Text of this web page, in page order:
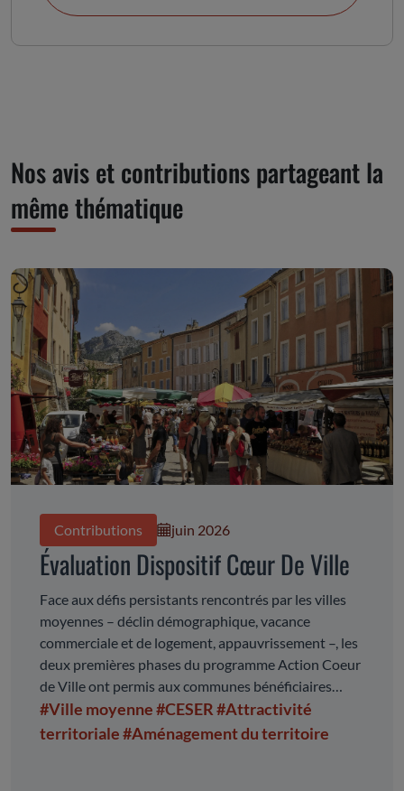
Nos avis et contributions partageant la
même thématique
Contributions juin 2026
Évaluation Dispositif Cœur De Ville
Face aux défis persistants rencontrés par les villes
moyennes – déclin démographique, vacance
commerciale et de logement, appauvrissement –, les
deux premières phases du programme Action Coeur
de Ville ont permis aux communes bénéficiaires
d’impulser, de mettre en oeuvre et de piloter de
nombreuses actions de revitalisation de leurs
#Ville moyenne#CESER#Attractivité
territoriale#Aménagement du territoire